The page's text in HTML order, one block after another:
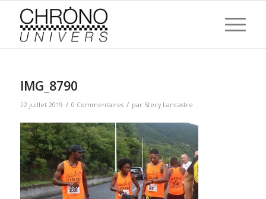
IMG_8790
22 juillet 2019 / 0 Commentaires / par Stecy Lancastre